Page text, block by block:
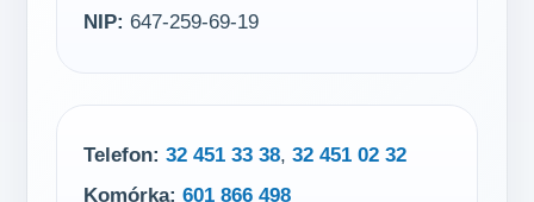
NIP: 647-259-69-19
Telefon: 32 451 33 38,32 451 02 32
Komórka: 601 866 498